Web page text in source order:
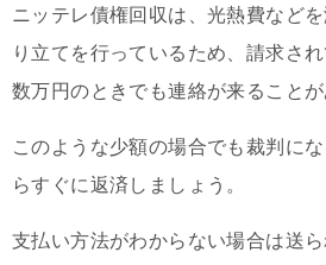
ニッテレ債権回収は、光熱費など
り立てを行っているため、請求さ
数万円のときでも連絡が来ることが
このような少額の場合でも裁判に
らすぐに返済しましょう。
支払い方法がわからない場合は送